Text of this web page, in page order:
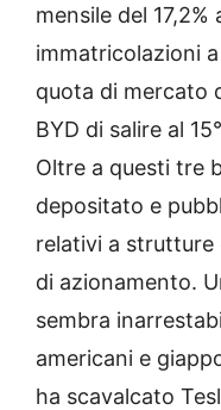
mensile del
immatricolazioni
quota di mercato
BYD di salire al
Oltre a questi tre
depositato e
relativi a
di azionamento.
sembra
americani e
ha scavalcato